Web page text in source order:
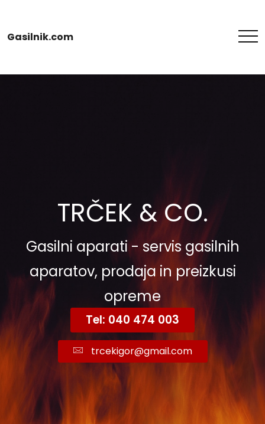
Gasilnik.com
TRČEK & CO.
Gasilni aparati - servis gasilnih
aparatov, prodaja in preizkusi
opreme
Tel: 040 474 003
trcekigor@gmail.com